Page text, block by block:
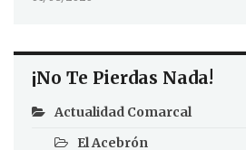
¡No Te Pierdas Nada!
Actualidad Comarcal
El Acebrón